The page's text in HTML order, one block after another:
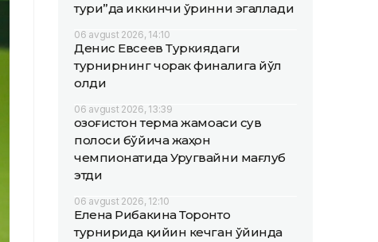
тури”да иккинчи ўринни эгаллади
06 avgust 2026, 14:10
Денис Евсеев Туркиядаги
турнирнинг чорак финалига йўл
олди
06 avgust 2026, 13:39
Қозоғистон терма жамоаси сув
полоси бўйича жаҳон
чемпионатида Уругвайни мағлуб
этди
06 avgust 2026, 12:10
Елена Рибакина Торонто
турнирида қийин кечган ўйинда